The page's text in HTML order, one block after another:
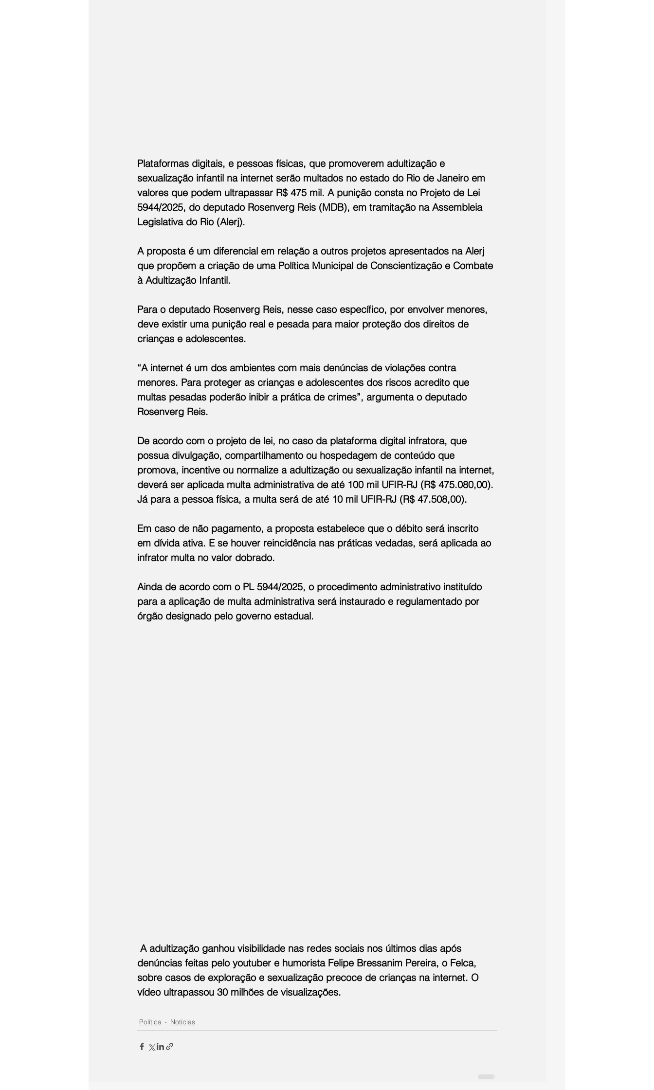
Plataformas digitais, e pessoas físicas, que promoverem adultização e
sexualização infantil na internet serão multados no estado do Rio de Janeiro em
valores que podem ultrapassar R$ 475 mil. A punição consta no Projeto de Lei
5944/2025, do deputado Rosenverg Reis (MDB), em tramitação na Assembleia
Legislativa do Rio (Alerj).
A proposta é um diferencial em relação a outros projetos apresentados na Alerj
que propõem a criação de uma Política Municipal de Conscientização e Combate
à Adultização Infantil.
Para o deputado Rosenverg Reis, nesse caso específico, por envolver menores,
deve existir uma punição real e pesada para maior proteção dos direitos de
crianças e adolescentes.
“A internet é um dos ambientes com mais denúncias de violações contra
menores. Para proteger as crianças e adolescentes dos riscos acredito que
multas pesadas poderão inibir a prática de crimes”, argumenta o deputado
Rosenverg Reis.
De acordo com o projeto de lei, no caso da plataforma digital infratora, que
possua divulgação, compartilhamento ou hospedagem de conteúdo que
promova, incentive ou normalize a adultização ou sexualização infantil na internet,
deverá ser aplicada multa administrativa de até 100 mil UFIR-RJ (R$ 475.080,00).
Já para a pessoa física, a multa será de até 10 mil UFIR-RJ (R$ 47.508,00).
Em caso de não pagamento, a proposta estabelece que o débito será inscrito
em dívida ativa. E se houver reincidência nas práticas vedadas, será aplicada ao
infrator multa no valor dobrado.
Ainda de acordo com o PL 5944/2025, o procedimento administrativo instituído
para a aplicação de multa administrativa será instaurado e regulamentado por
órgão designado pelo governo estadual.
A adultização ganhou visibilidade nas redes sociais nos últimos dias após
denúncias feitas pelo youtuber e humorista Felipe Bressanim Pereira, o Felca,
sobre casos de exploração e sexualização precoce de crianças na internet. O
vídeo ultrapassou 30 milhões de visualizações.
Política Notícias